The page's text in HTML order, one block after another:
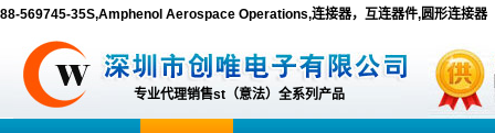
88-569745-35S,Amphenol Aerospace Operations,连接器，互连器件,圆形连接器
专业代理销售st（意法）全系列产品